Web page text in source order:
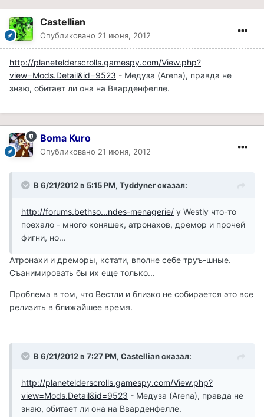
Castellian
Опубликовано 21 июня, 2012
http://planetelderscrolls.gamespy.com/View.php?
view=Mods.Detail&id=9523 - Медуза (Arena), правда не
знаю, обитает ли она на Вварденфелле.
Boma Kuro
Опубликовано 21 июня, 2012
В 6/21/2012 в 5:15 PM, Tyddyner сказал:
http://forums.bethso...ndes-menagerie/ у Westly что-то
поехало - много коняшек, атронахов, дремор и прочей
фигни, но...
Атронахи и дреморы, кстати, вполне себе труъ-шные.
Съанимировать бы их еще только...
Проблема в том, что Вестли и близко не собирается это все
релизить в ближайшее время.
В 6/21/2012 в 7:27 PM, Castellian сказал:
http://planetelderscrolls.gamespy.com/View.php?
view=Mods.Detail&id=9523 - Медуза (Arena), правда не
знаю, обитает ли она на Вварденфелле.